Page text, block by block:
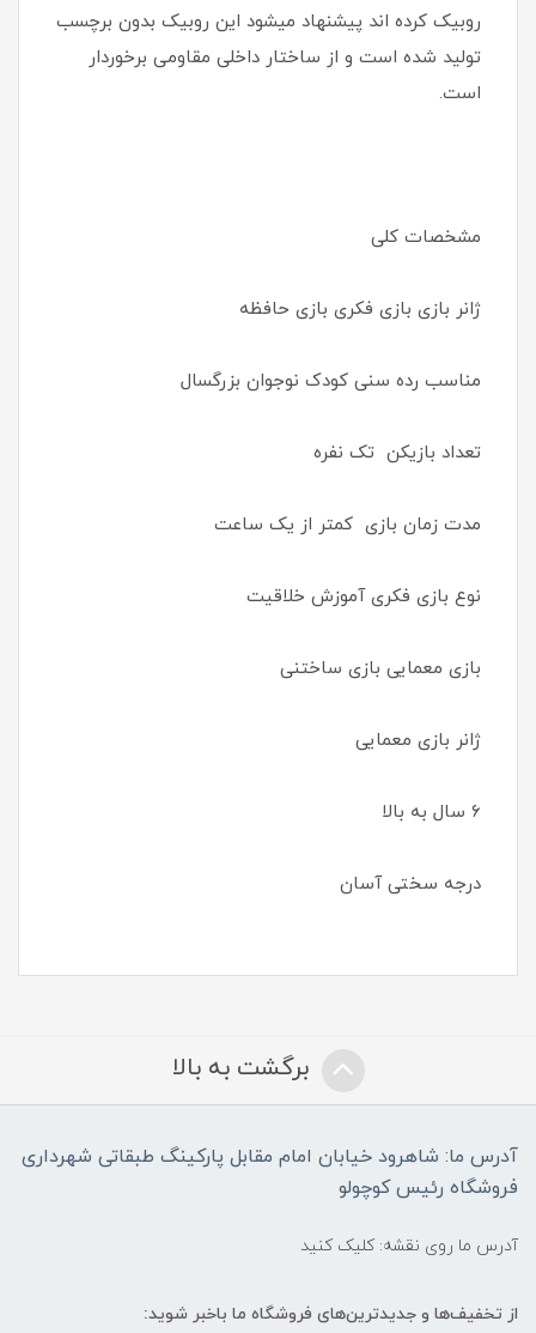
روبیک کرده اند پیشنهاد میشود این روبیک بدون برچسب
تولید شده است و از ساختار داخلی مقاومی برخوردار
است.
مشخصات کلی
ژانر بازی بازی فکری بازی حافظه
مناسب رده سنی کودک نوجوان بزرگسال
تعداد بازیکن تک نفره
مدت زمان بازی کمتر از یک ساعت
نوع بازی فکری آموزش خلاقیت
بازی معمایی بازی ساختنی
ژانر بازی معمایی
۶ سال به بالا
درجه سختی آسان
برگشت به بالا
آدرس ما: شاهرود خیابان امام مقابل پارکینگ طبقاتی شهرداری
فروشگاه رئیس کوچولو
آدرس ما روی نقشه: کلیک کنید
از تخفیف‌ها و جدیدترین‌های فروشگاه ما باخبر شوید: